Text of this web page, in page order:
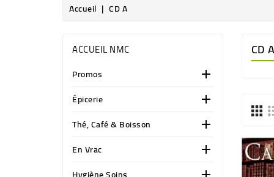
Accueil CD A
ACCUEIL NMC
Promos 
Épicerie 
Thé, Café & Boisson 
En Vrac 
CD